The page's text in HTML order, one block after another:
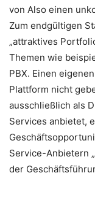
von Also einen
Zum endgültigen
„attraktives
Themen wie
PBX. Einen
Plattform nicht
ausschließlich als
Services anbietet,
Service-Anbietern
der